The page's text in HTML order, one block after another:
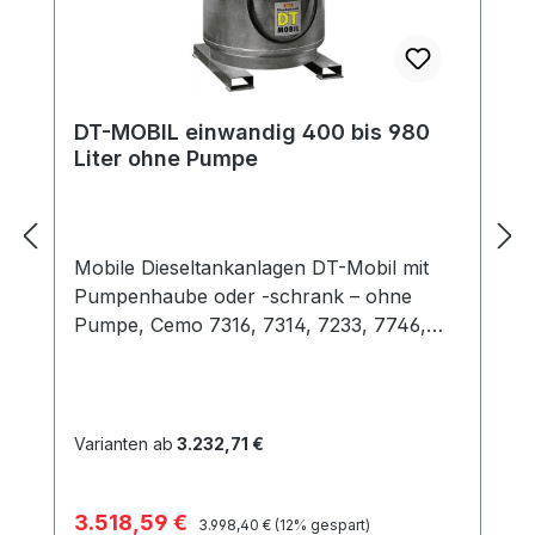
DT-MOBIL einwandig 400 bis 980
Liter ohne Pumpe
Mobile Dieseltankanlagen DT-Mobil mit
Pumpenhaube oder -schrank – ohne
Pumpe, Cemo 7316, 7314, 7233, 7746,
Zulassung zeitlich unbegrenzt,
Liter) Zugelassen nach ADR zum
Varianten ab 3.232,71 €
Verkaufspreis:
3.518,59 € Regulärer Preis:
3.998,40 € (12% gespart)